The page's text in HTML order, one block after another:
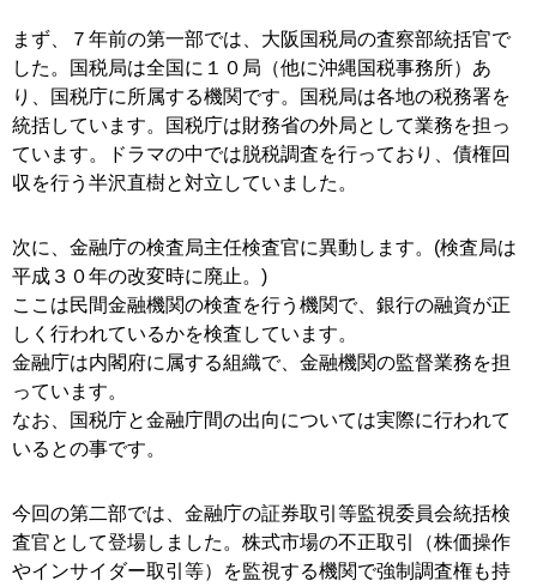
まず、７年前の第一部では、大阪国税局の査察部統括官で
した。国税局は全国に１０局（他に沖縄国税事務所）あ
り、国税庁に所属する機関です。国税局は各地の税務署を
統括しています。国税庁は財務省の外局として業務を担っ
ています。ドラマの中では脱税調査を行っており、債権回
収を行う半沢直樹と対立していました。
次に、金融庁の検査局主任検査官に異動します。(検査局は
平成３０年の改変時に廃止。)
ここは民間金融機関の検査を行う機関で、銀行の融資が正
しく行われているかを検査しています。
金融庁は内閣府に属する組織で、金融機関の監督業務を担
っています。
なお、国税庁と金融庁間の出向については実際に行われて
いるとの事です。
今回の第二部では、金融庁の証券取引等監視委員会統括検
査官として登場しました。株式市場の不正取引（株価操作
やインサイダー取引等）を監視する機関で強制調査権も持